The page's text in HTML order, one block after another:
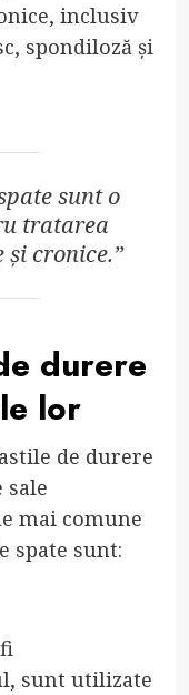
inclusiv
spondiloză și
sunt o
tratarea
cronice.”
durere
lor
de durere
sale
mai comune
spate sunt:
sunt utilizate